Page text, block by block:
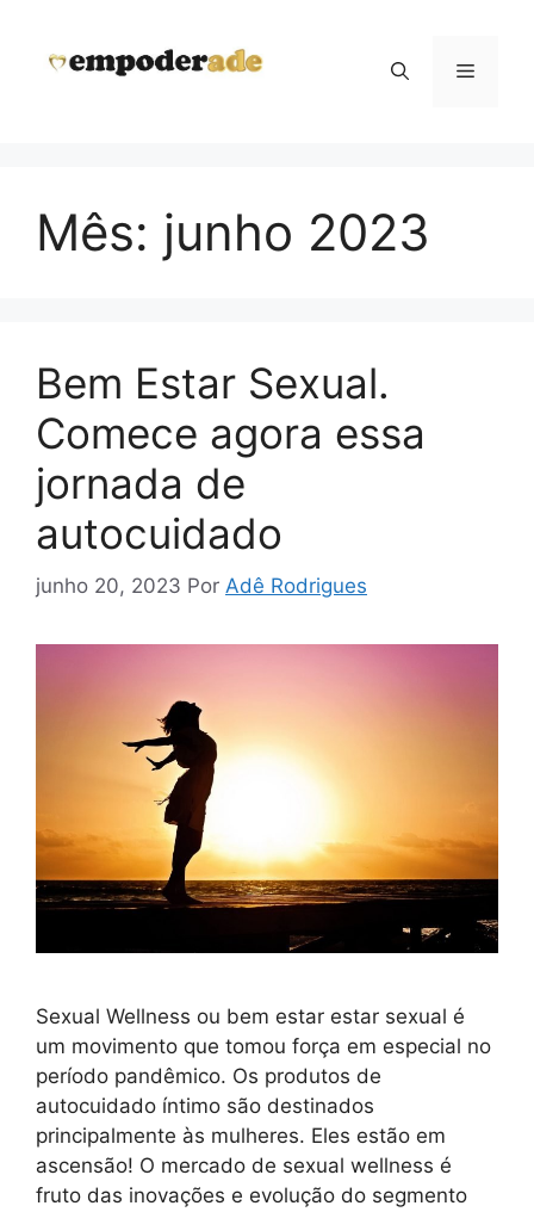
Menu
Mês: junho 2023
Bem Estar Sexual.
Comece agora essa
jornada de
autocuidado
junho 20, 2023 Por Adê Rodrigues
Sexual Wellness ou bem estar estar sexual é
um movimento que tomou força em especial no
período pandêmico. Os produtos de
autocuidado íntimo são destinados
principalmente às mulheres. Eles estão em
ascensão! O mercado de sexual wellness é
fruto das inovações e evolução do segmento